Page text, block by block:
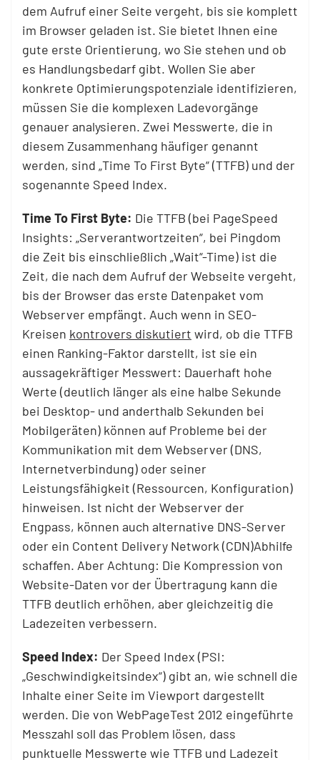
dem Aufruf einer Seite vergeht, bis sie komplett
im Browser geladen ist. Sie bietet Ihnen eine
gute erste Orientierung, wo Sie stehen und ob
es Handlungsbedarf gibt. Wollen Sie aber
konkrete Optimierungspotenziale identifizieren,
müssen Sie die komplexen Ladevorgänge
genauer analysieren. Zwei Messwerte, die in
diesem Zusammenhang häufiger genannt
werden, sind „Time To First Byte“ (TTFB) und der
sogenannte Speed Index.
Time To First Byte: Die TTFB (bei PageSpeed
Insights: „Serverantwortzeiten“, bei Pingdom
die Zeit bis einschließlich „Wait“-Time) ist die
Zeit, die nach dem Aufruf der Webseite vergeht,
bis der Browser das erste Datenpaket vom
Webserver empfängt. Auch wenn in SEO-
Kreisen kontrovers diskutiert wird, ob die TTFB
einen Ranking-Faktor darstellt, ist sie ein
aussagekräftiger Messwert: Dauerhaft hohe
Werte (deutlich länger als eine halbe Sekunde
bei Desktop- und anderthalb Sekunden bei
Mobilgeräten) können auf Probleme bei der
Kommunikation mit dem Webserver (DNS,
Internetverbindung) oder seiner
Leistungsfähigkeit (Ressourcen, Konfiguration)
hinweisen. Ist nicht der Webserver der
Engpass, können auch alternative DNS-Server
oder ein Content Delivery Network (CDN)Abhilfe
schaffen. Aber Achtung: Die Kompression von
Website-Daten vor der Übertragung kann die
TTFB deutlich erhöhen, aber gleichzeitig die
Ladezeiten verbessern.
Speed Index: Der Speed Index (PSI:
„Geschwindigkeitsindex“) gibt an, wie schnell die
Inhalte einer Seite im Viewport dargestellt
werden. Die von WebPageTest 2012 eingeführte
Messzahl soll das Problem lösen, dass
punktuelle Messwerte wie TTFB und Ladezeit